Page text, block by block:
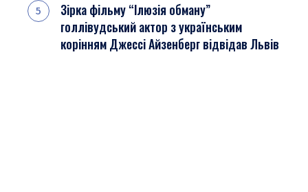
Зірка фільму “Ілюзія обману”
голлівудський актор з українським
корінням Джессі Айзенберг відвідав Львів